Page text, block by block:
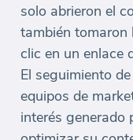
solo abrieron el
también tomaron
clic en un enlace
El seguimiento
equipos de
interés generado